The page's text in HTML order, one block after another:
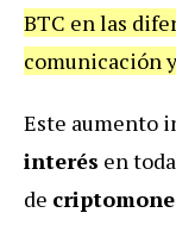
BTC en las
comunicación
Este aumento
interés en
de